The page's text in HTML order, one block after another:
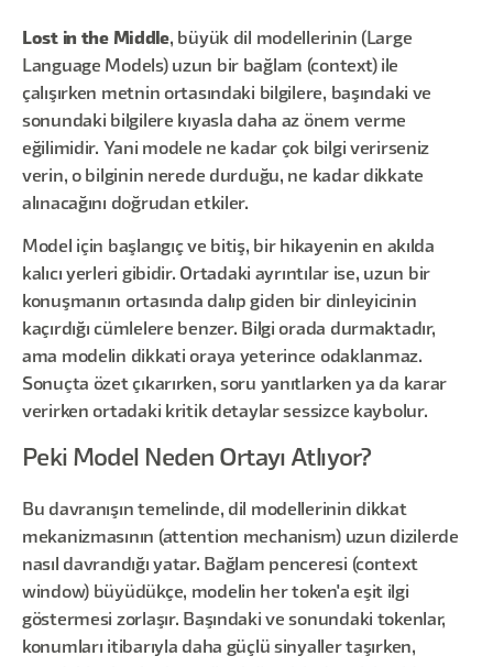
Lost in the Middle, büyük dil modellerinin (Large
Language Models) uzun bir bağlam (context) ile
çalışırken metnin ortasındaki bilgilere, başındaki ve
sonundaki bilgilere kıyasla daha az önem verme
eğilimidir. Yani modele ne kadar çok bilgi verirseniz
verin, o bilginin nerede durduğu, ne kadar dikkate
alınacağını doğrudan etkiler.
Model için başlangıç ve bitiş, bir hikayenin en akılda
kalıcı yerleri gibidir. Ortadaki ayrıntılar ise, uzun bir
konuşmanın ortasında dalıp giden bir dinleyicinin
kaçırdığı cümlelere benzer. Bilgi orada durmaktadır,
ama modelin dikkati oraya yeterince odaklanmaz.
Sonuçta özet çıkarırken, soru yanıtlarken ya da karar
verirken ortadaki kritik detaylar sessizce kaybolur.
Peki Model Neden Ortayı Atlıyor?
Bu davranışın temelinde, dil modellerinin dikkat
mekanizmasının (attention mechanism) uzun dizilerde
nasıl davrandığı yatar. Bağlam penceresi (context
window) büyüdükçe, modelin her token'a eşit ilgi
göstermesi zorlaşır. Başındaki ve sonundaki tokenlar,
konumları itibarıyla daha güçlü sinyaller taşırken,